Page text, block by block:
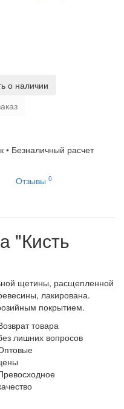
о наличии
• Безналичный расчет
Отзывы 0
"Кисть
щетины, расщепленной
лакирована.
покрытием.
товара
лишних вопросов